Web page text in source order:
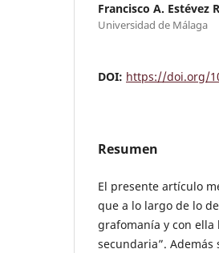
Francisco A. Estévez
Universidad de Málaga
DOI: https://doi.org/
Resumen
El presente artículo
que a lo largo de lo
grafomanía y con
secundaria”.